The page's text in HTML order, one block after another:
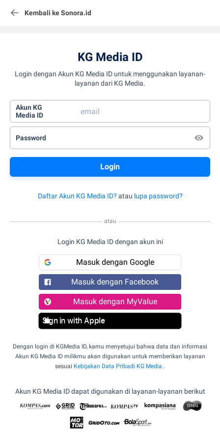
Kembali ke Sonora.id
KG Media ID
Login dengan Akun KG Media ID untuk menggunakan layanan-
layanan dari KG Media.
Akun KG
Media ID
Password
Daftar Akun KG Media ID? atau lupa password?
atau
Login KG Media ID dengan akun ini
Masuk dengan Google
Masuk dengan Facebook
Masuk dengan MyValue
Sign in with Apple
Dengan login di KGMedia ID, kamu menyetujui bahwa data dan informasi
Akun KG Media ID milikmu akan digunakan untuk memberikan layanan
sesuai Kebijakan Data Pribadi KG Media .
Akun KG Media ID dapat digunakan di layanan-layanan berikut